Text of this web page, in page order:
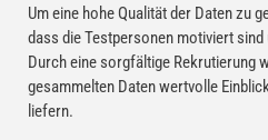
Um eine hohe Qualität der Daten zu
dass die Testpersonen motiviert
Durch eine sorgfältige Rekrutierung
gesammelten Daten wertvolle
liefern.